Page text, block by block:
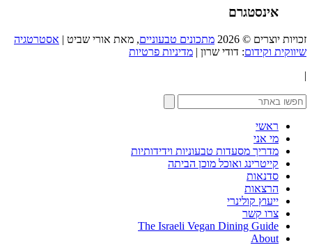
אינסטגרם
זכויות יוצרים © 2026 מתכונים טבעוניים, מאת אורי שביט | אסטרטגיה
שיווקית וקידום: דודי שרון | מדיניות פרטיות
|
ראשי
מי אני
מדריך מסעדות טבעוניות וידידותיות
קייטרינג ואוכל מוכן הביתה
סדנאות
הרצאות
ייעוץ קולינרי
צרו קשר
The Israeli Vegan Dining Guide
About